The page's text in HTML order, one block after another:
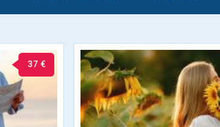
37 €